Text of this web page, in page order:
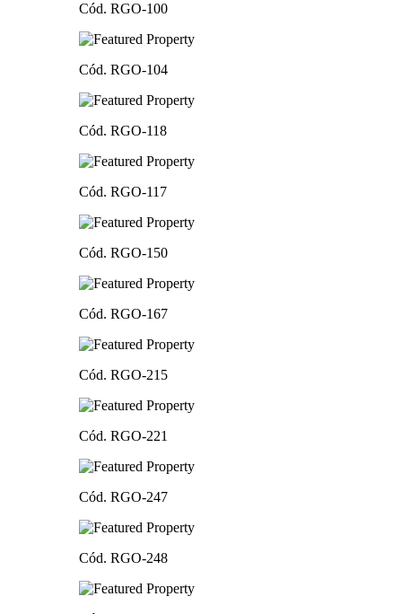
Cód. RGO-100
Cód. RGO-104
Cód. RGO-118
Cód. RGO-117
Cód. RGO-150
Cód. RGO-167
Cód. RGO-215
Cód. RGO-221
Cód. RGO-247
Cód. RGO-248